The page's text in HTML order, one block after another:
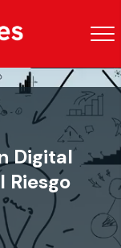
Digital
Riesgo